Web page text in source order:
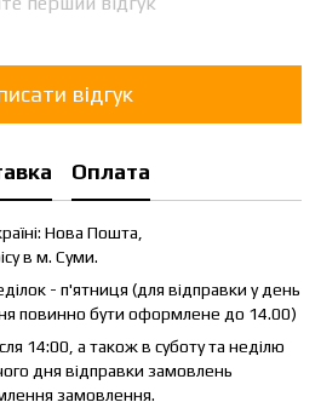
відгук
Оплата
Нова Пошта,
в м. Суми.
- п'ятниця (для відправки у день
повинно бути оформлене до 14.00)
14:00, а також в суботу та неділю
дня відправки замовлень
замовлення.